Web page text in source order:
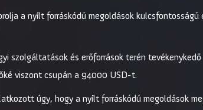
a nyílt forráskódú megoldások
szolgáltatások és erőforrások terén
viszont csupán a 94000 USD-t.
úgy, hogy a nyílt forráskódú megoldások